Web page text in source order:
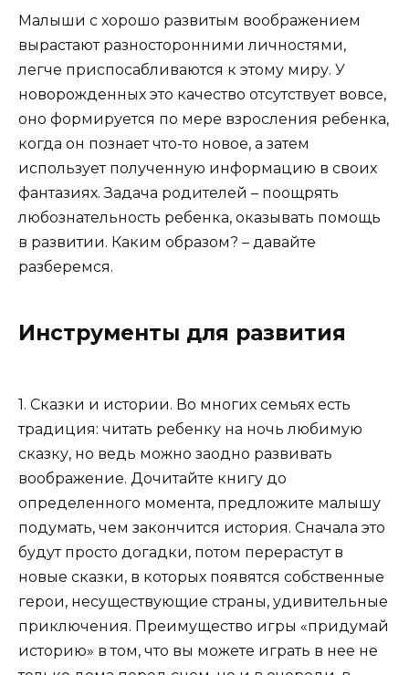
Малыши с хорошо развитым воображением
вырастают разносторонними личностями,
легче приспосабливаются к этому миру. У
новорожденных это качество отсутствует вовсе,
оно формируется по мере взросления ребенка,
когда он познает что-то новое, а затем
использует полученную информацию в своих
фантазиях. Задача родителей – поощрять
любознательность ребенка, оказывать помощь
в развитии. Каким образом? – давайте
разберемся.
Инструменты для развития
1. Сказки и истории. Во многих семьях есть
традиция: читать ребенку на ночь любимую
сказку, но ведь можно заодно развивать
воображение. Дочитайте книгу до
определенного момента, предложите малышу
подумать, чем закончится история. Сначала это
будут просто догадки, потом перерастут в
новые сказки, в которых появятся собственные
герои, несуществующие страны, удивительные
приключения. Преимущество игры «придумай
историю» в том, что вы можете играть в нее не